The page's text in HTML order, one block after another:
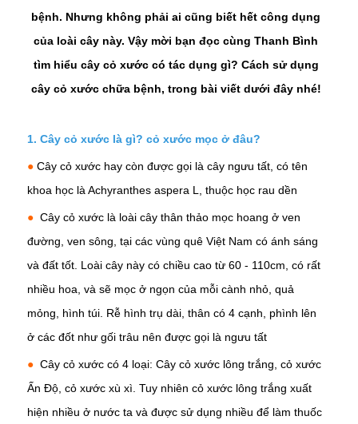
bệnh. Nhưng không phải ai cũng biết hết công dụng
của loài cây này. Vậy mời bạn đọc cùng Thanh Bình
tìm hiểu cây cỏ xước có tác dụng gì? Cách sử dụng
cây cỏ xước chữa bệnh, trong bài viết dưới đây nhé!
1. Cây cỏ xước là gì? cỏ xước mọc ở đâu?
● Cây cỏ xước hay còn được gọi là cây ngưu tất, có tên
khoa học là Achyranthes aspera L, thuộc học rau dền
● Cây cỏ xước là loài cây thân thảo mọc hoang ở ven
đường, ven sông, tại các vùng quê Việt Nam có ánh sáng
và đất tốt. Loài cây này có chiều cao từ 60 - 110cm, có rất
nhiều hoa, và sẽ mọc ở ngọn của mỗi cành nhỏ, quả
mỏng, hình túi. Rễ hình trụ dài, thân có 4 cạnh, phình lên
ở các đốt như gối trâu nên được gọi là ngưu tất
● Cây cỏ xước có 4 loại: Cây cỏ xước lông trắng, cỏ xước
Ấn Độ, cỏ xước xù xì. Tuy nhiên cỏ xước lông trắng xuất
hiện nhiều ở nước ta và được sử dụng nhiều để làm thuốc